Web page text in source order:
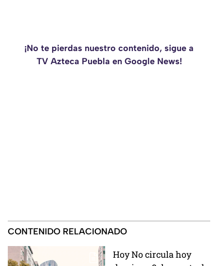
¡No te pierdas nuestro contenido, sigue a
TV Azteca Puebla en Google News!
CONTENIDO RELACIONADO
Hoy No circula hoy